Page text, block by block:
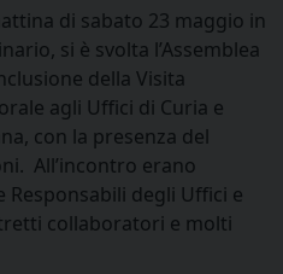
di sabato 23 maggio in
si è svolta l’Assemblea
della Visita
agli Uffici di Curia e
con la presenza del
All’incontro erano
degli Uffici e
collaboratori e molti